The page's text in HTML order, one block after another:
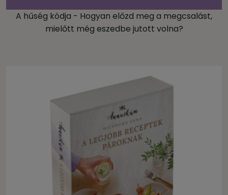
A hűség kódja - Hogyan előzd meg a megcsalást,
mielőtt még eszedbe jutott volna?